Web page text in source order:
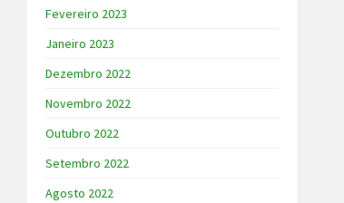
Fevereiro 2023
Janeiro 2023
Dezembro 2022
Novembro 2022
Outubro 2022
Setembro 2022
Agosto 2022